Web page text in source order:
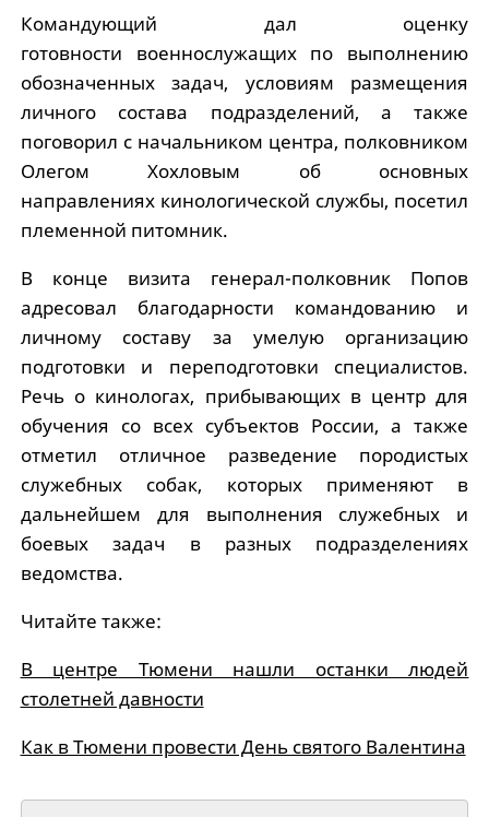
Командующий дал оценку
готовности военнослужащих по выполнению
обозначенных задач, условиям размещения
личного состава подразделений, а также
поговорил с начальником центра, полковником
Олегом Хохловым об основных
направлениях кинологической службы, посетил
племенной питомник.
В конце визита генерал-полковник Попов
адресовал благодарности командованию и
личному составу за умелую организацию
подготовки и переподготовки специалистов.
Речь о кинологах, прибывающих в центр для
обучения со всех субъектов России, а также
отметил отличное разведение породистых
служебных собак, которых применяют в
дальнейшем для выполнения служебных и
боевых задач в разных подразделениях
ведомства.
Читайте также:
В центре Тюмени нашли останки людей
столетней давности
Как в Тюмени провести День святого Валентина